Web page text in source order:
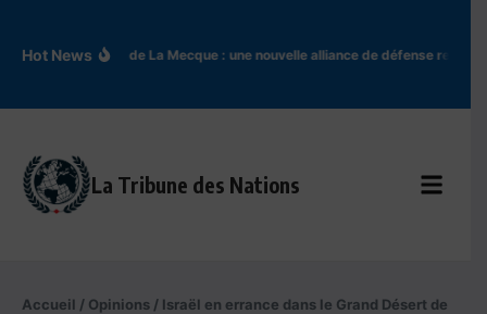
Hot NewsAccord de La Mecque : une nouvelle alliance de défense
La Tribune des Nations
Accueil / Opinions / Israël en errance dans le Grand Désert de